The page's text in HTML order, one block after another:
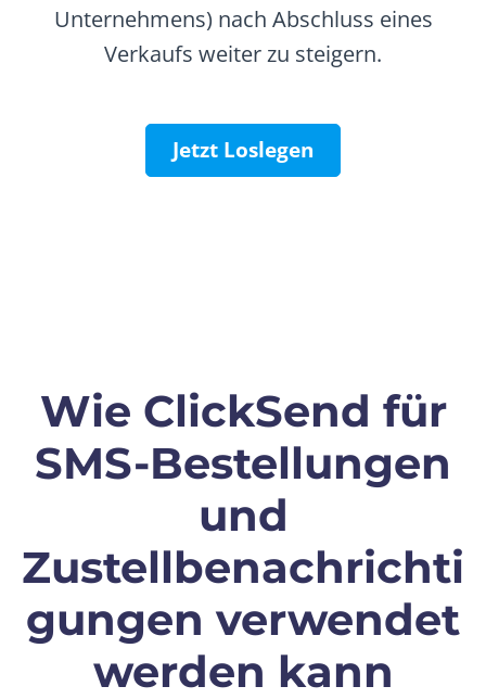
Unternehmens) nach Abschluss eines
Verkaufs weiter zu steigern.
Jetzt Loslegen
Wie ClickSend für
SMS-Bestellungen
und
Zustellbenachrichti
gungen verwendet
werden kann